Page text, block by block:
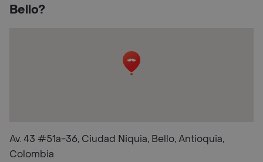
Bello?
Av. 43 #51a-36, Ciudad Niquia, Bello, Antioquia,
Colombia